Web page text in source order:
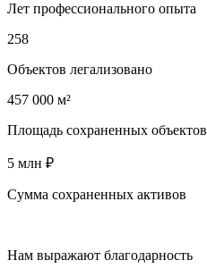
Лет профессионального опыта
258
Объектов легализовано
457 000 м²
Площадь сохраненных объектов
5 млн ₽
Сумма сохраненных активов
Нам выражают благодарность